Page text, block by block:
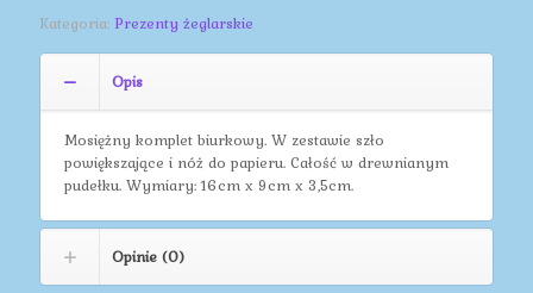
Kategoria: Prezenty żeglarskie
Opis
Mosiężny komplet biurkowy. W zestawie szło
powiększające i nóż do papieru. Całość w drewnianym
pudełku. Wymiary: 16cm x 9cm x 3,5cm.
Opinie (0)